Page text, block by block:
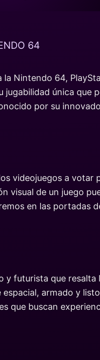
64
Nintendo 64,
única que
por su
videojuegos a
visual de un juego
en las portadas
futurista que
armado y
que buscan